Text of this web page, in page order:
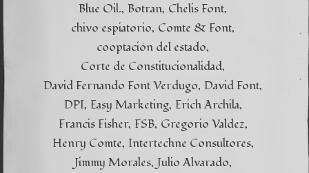
Blue Oil. Botran Chelis Font
chivo espiatorio Comte & Font
cooptación del estado
Corte de Constitucionalidad
David Fernando Font Verdugo David Font
DPI Easy Marketing Erich Archila
Francis Fisher FSB Gregorio Valdez
Henry Comte Intertechne Consultores
Jimmy Morales Julio Alvarado